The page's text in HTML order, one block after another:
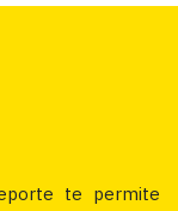
te permite